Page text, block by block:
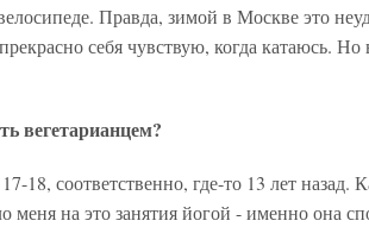
Правда, зимой в Москве это
себя чувствую, когда катаюсь.
вегетарианцем?
18, соответственно, где-то 13 лет назад.
меня на это занятия йогой - именно она